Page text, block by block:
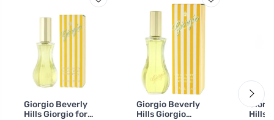
Giorgio Beverly
Hills Giorgio for
Giorgio Beverly
Hills Giorgio
Hills